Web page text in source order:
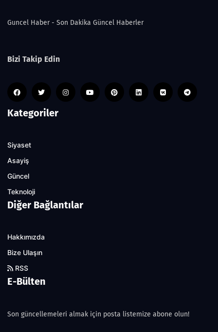
Guncel Haber - Son Dakika Güncel Haberler
Bizi Takip Edin
Kategoriler
Siyaset
Asayiş
Güncel
Teknoloji
Diğer Bağlantılar
Hakkımızda
Bize Ulaşın
RSS
E-Bülten
Son güncellemeleri almak için posta listemize abone olun!